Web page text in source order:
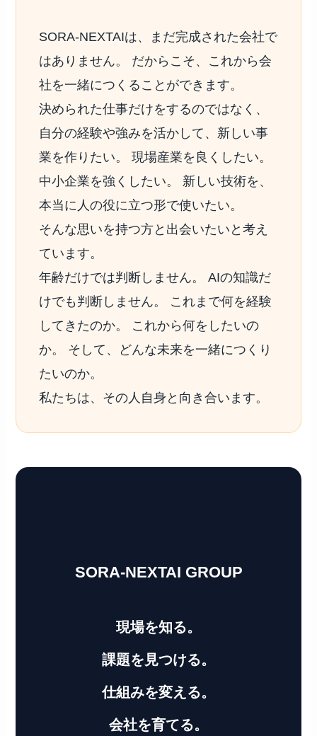
SORA-NEXTAIは、まだ完成された会社で
はありません。 だからこそ、これから会
社を一緒につくることができます。
決められた仕事だけをするのではなく、
自分の経験や強みを活かして、新しい事
業を作りたい。 現場産業を良くしたい。
中小企業を強くしたい。 新しい技術を、
本当に人の役に立つ形で使いたい。
そんな思いを持つ方と出会いたいと考え
ています。
年齢だけでは判断しません。 AIの知識だ
けでも判断しません。 これまで何を経験
してきたのか。 これから何をしたいの
か。 そして、どんな未来を一緒につくり
たいのか。
私たちは、その人自身と向き合います。
SORA-NEXTAI GROUP
現場を知る。
課題を見つける。
仕組みを変える。
会社を育てる。